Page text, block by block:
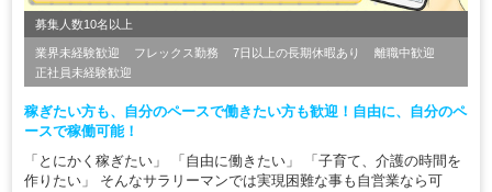
募集人数10名以上
業界未経験歓迎 フレックス勤務 7日以上の長期休暇あり
離職中歓迎
正社員未経験歓迎
稼ぎたい方も、自分のペースで働きたい方も歓迎！自由に、自分のペ
ースで稼働可能！
「とにかく稼ぎたい」 「自由に働きたい」 「子育て、介護の時間を
作りたい」 そんなサラリーマンでは実現困難な事も自営業なら可